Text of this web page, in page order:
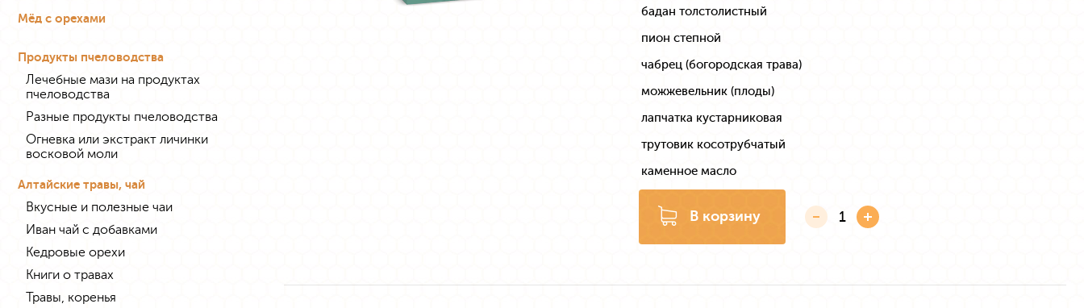
Мёд с орехами
Продукты пчеловодства
Лечебные мази на продуктах
пчеловодства
Разные продукты пчеловодства
Огневка или экстракт личинки
восковой моли
Алтайские травы, чай
Вкусные и полезные чаи
Иван чай с добавками
Кедровые орехи
Книги о травах
Травы, коренья
бадан толстолистный
пион степной
чабрец (богородская трава)
можжевельник (плоды)
лапчатка кустарниковая
трутовик косотрубчатый
каменное масло
В корзину